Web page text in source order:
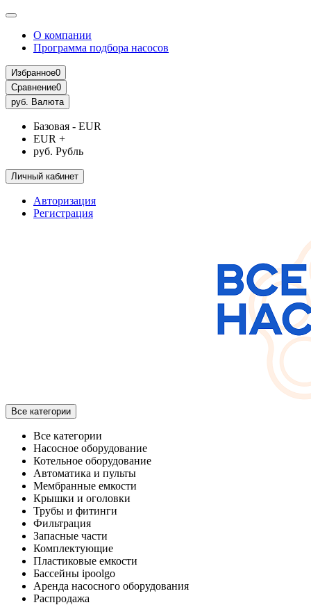
О компании
Программа подбора насосов
Избранное0
Сравнение0
руб. Валюта
Базовая - EUR
EUR +
руб. Рубль
Личный кабинет
Авторизация
Регистрация
Все категории
Все категории
Насосное оборудование
Котельное оборудование
Автоматика и пульты
Мембранные емкости
Крышки и оголовки
Трубы и фитинги
Фильтрация
Запасные части
Комплектующие
Пластиковые емкости
Бассейны ipoolgo
Аренда насосного оборудования
Распродажа